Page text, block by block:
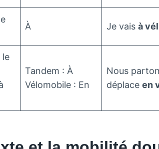
À Je vais à
le
Tandem : À
Vélomobile : En
Nous
déplace en